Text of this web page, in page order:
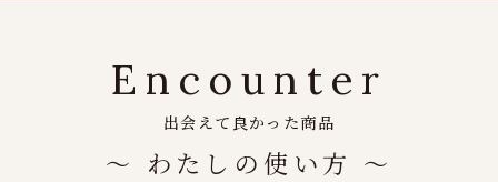
Encounter
出会えて良かった商品
～ わたしの使い方 ～